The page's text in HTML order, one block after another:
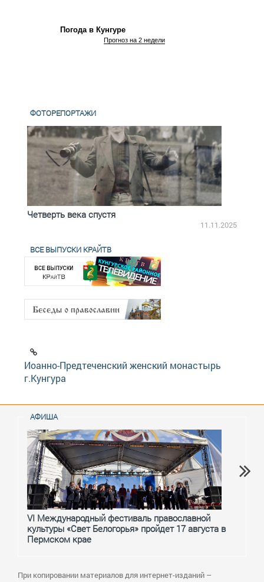
Погода в Кунгуре
Прогноз на 2 недели
ФОТОРЕПОРТАЖИ
Четверть века спустя
11.11.2025
ВСЕ ВЫПУСКИ КРАЙТВ
Иоанно-Предтеченский женский монастырь
г.Кунгура
АФИША
VI Международный фестиваль православной
культуры «Свет Белогорья» пройдет 17 августа в
Пермском крае
При копировании материалов для интернет-изданий –